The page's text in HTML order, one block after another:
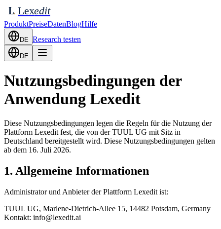
L Lexedit
ProduktPreiseDatenBlogHilfe
DE Research testen
DE
Nutzungsbedingungen der
Anwendung Lexedit
Diese Nutzungsbedingungen legen die Regeln für die Nutzung der
Plattform Lexedit fest, die von der TUUL UG mit Sitz in
Deutschland bereitgestellt wird. Diese Nutzungsbedingungen gelten
ab dem 16. Juli 2026.
1. Allgemeine Informationen
Administrator und Anbieter der Plattform Lexedit ist:
TUUL UG, Marlene-Dietrich-Allee 15, 14482 Potsdam, Germany
Kontakt: info@lexedit.ai